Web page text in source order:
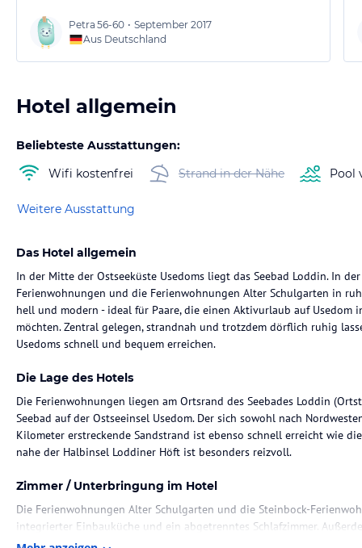
Petra 56-60 • September 2017
Aus Deutschland
Hotel allgemein
Beliebteste Ausstattungen:
Wifi kostenfrei
Strand in der Nähe Pool
Weitere Ausstattung
Das Hotel allgemein
In der Mitte der Ostseeküste Usedoms liegt das Seebad Loddin. In
Ferienwohnungen und die Ferienwohnungen Alter Schulgarten in
hell und modern - ideal für Paare, die einen Aktivurlaub auf
möchten. Zentral gelegen, strandnah und trotzdem dörflich ruhig
Usedoms schnell und bequem erreichen.
Die Lage des Hotels
Die Ferienwohnungen liegen am Ortsrand des Seebades Loddin
Seebad auf der Ostseeinsel Usedom. Der sich sowohl nach
Kilometer erstreckende Sandstrand ist ebenso schnell erreicht wie
nahe der Halbinsel Loddiner Höft ist besonders reizvoll.
Zimmer / Unterbringung im Hotel
Die Ferienwohnungen Alter Schulgarten und die Steinbock-
integrierter Einbauküche und ein abgetrenntes Schlafzimmer.
Erdgeschosswohnungen im Alten Schulgarten bildet ein kleiner Flur